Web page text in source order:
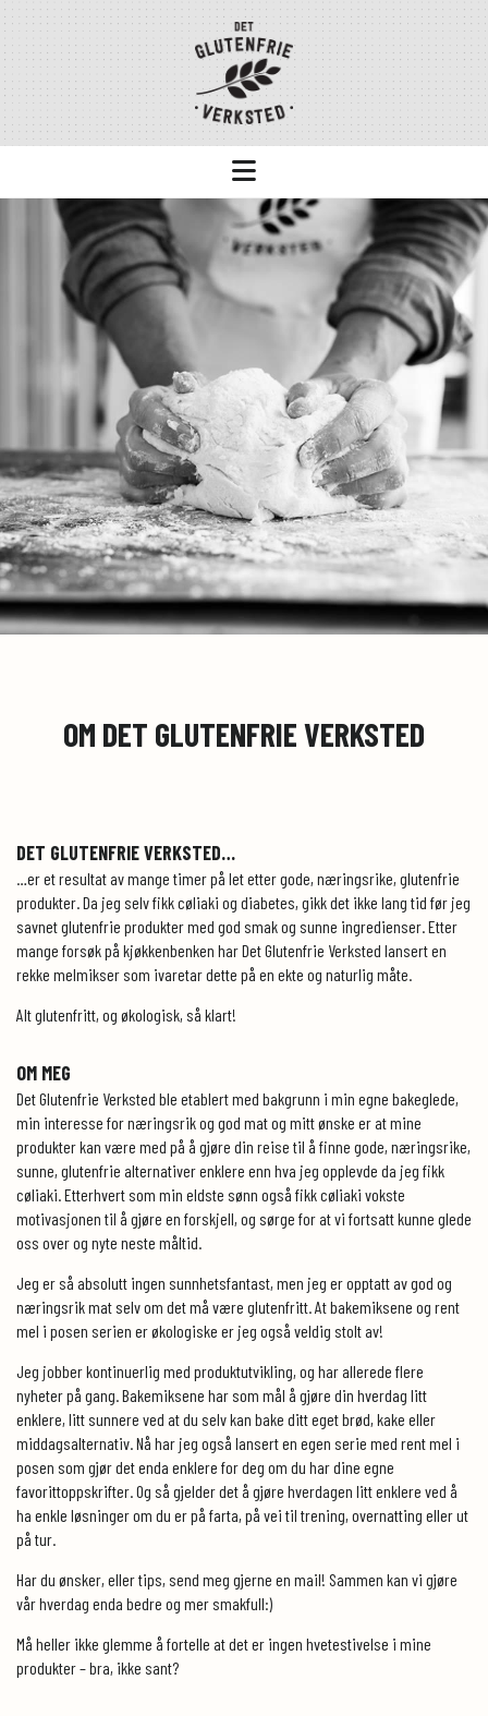
OM DET GLUTENFRIE VERKSTED
DET GLUTENFRIE VERKSTED…
…er et resultat av mange timer på let etter gode, næringsrike, glutenfrie
produkter. Da jeg selv fikk cøliaki og diabetes, gikk det ikke lang tid før jeg
savnet glutenfrie produkter med god smak og sunne ingredienser. Etter
mange forsøk på kjøkkenbenken har Det Glutenfrie Verksted lansert en
rekke melmikser som ivaretar dette på en ekte og naturlig måte.
Alt glutenfritt, og økologisk, så klart!
OM MEG
Det Glutenfrie Verksted ble etablert med bakgrunn i min egne bakeglede,
min interesse for næringsrik og god mat og mitt ønske er at mine
produkter kan være med på å gjøre din reise til å finne gode, næringsrike,
sunne, glutenfrie alternativer enklere enn hva jeg opplevde da jeg fikk
cøliaki. Etterhvert som min eldste sønn også fikk cøliaki vokste
motivasjonen til å gjøre en forskjell, og sørge for at vi fortsatt kunne glede
oss over og nyte neste måltid.
Jeg er så absolutt ingen sunnhetsfantast, men jeg er opptatt av god og
næringsrik mat selv om det må være glutenfritt. At bakemiksene og rent
mel i posen serien er økologiske er jeg også veldig stolt av!
Jeg jobber kontinuerlig med produktutvikling, og har allerede flere
nyheter på gang. Bakemiksene har som mål å gjøre din hverdag litt
enklere, litt sunnere ved at du selv kan bake ditt eget brød, kake eller
middagsalternativ. Nå har jeg også lansert en egen serie med rent mel i
posen som gjør det enda enklere for deg om du har dine egne
favorittoppskrifter. Og så gjelder det å gjøre hverdagen litt enklere ved å
ha enkle løsninger om du er på farta, på vei til trening, overnatting eller ut
på tur.
Har du ønsker, eller tips, send meg gjerne en mail! Sammen kan vi gjøre
vår hverdag enda bedre og mer smakfull:)
Må heller ikke glemme å fortelle at det er ingen hvetestivelse i mine
produkter – bra, ikke sant?